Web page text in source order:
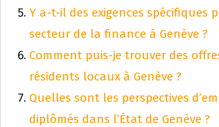
Y a-t-il des exigences spécifiques
secteur de la finance à Genève ?
Comment puis-je trouver des
résidents locaux à Genève ?
Quelles sont les perspectives
diplômés dans l’État de Genève ?